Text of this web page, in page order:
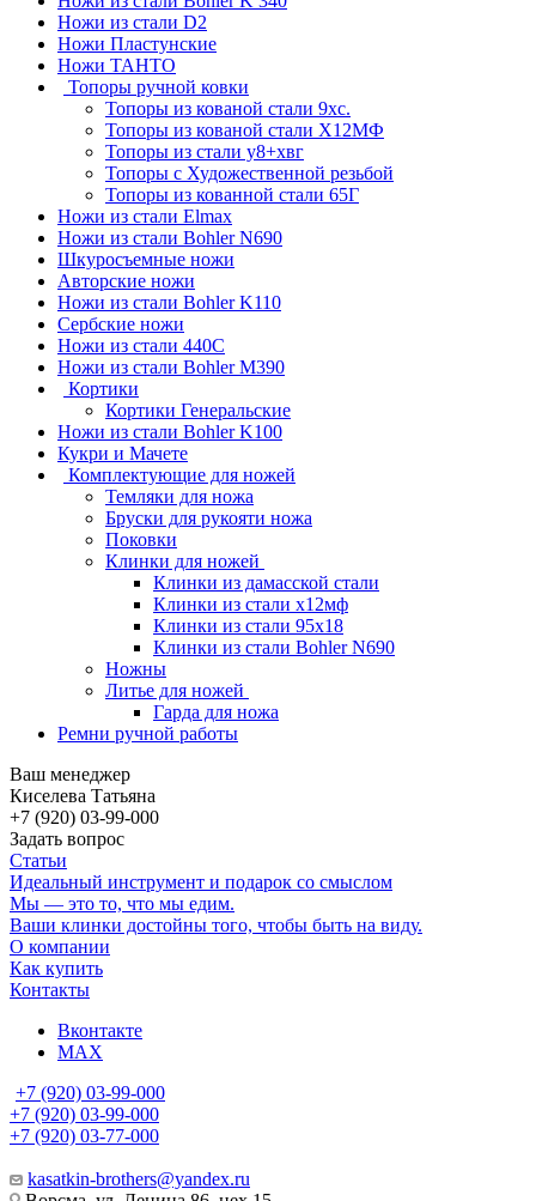
Ножи из стали D2
Ножи Пластунские
Ножи ТАНТО
Топоры ручной ковки
Топоры из кованой стали 9хс.
Топоры из кованой стали Х12МФ
Топоры из стали у8+хвг
Топоры с Художественной резьбой
Топоры из кованной стали 65Г
Ножи из стали Elmax
Ножи из стали Bohler N690
Шкуросъемные ножи
Авторские ножи
Ножи из стали Bohler K110
Сербские ножи
Ножи из стали 440С
Ножи из стали Bohler M390
Кортики
Кортики Генеральские
Ножи из стали Bohler K100
Кукри и Мачете
Комплектующие для ножей
Темляки для ножа
Бруски для рукояти ножа
Поковки
Клинки для ножей
Клинки из дамасской стали
Клинки из стали х12мф
Клинки из стали 95х18
Клинки из стали Bohler N690
Ножны
Литье для ножей
Гарда для ножа
Ремни ручной работы
Ваш менеджер
Киселева Татьяна
+7 (920) 03-99-000
Задать вопрос
Статьи
Идеальный инструмент и подарок со смыслом
Мы — это то, что мы едим.
Ваши клинки достойны того, чтобы быть на виду.
О компании
Как купить
Контакты
Вконтакте
MAX
+7 (920) 03-99-000
+7 (920) 03-99-000
+7 (920) 03-77-000
kasatkin-brothers@yandex.ru